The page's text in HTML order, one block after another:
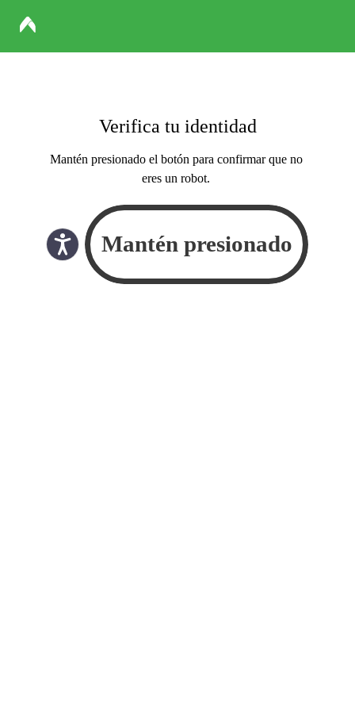
Verifica tu identidad
Mantén presionado el botón para confirmar que no
eres un robot.